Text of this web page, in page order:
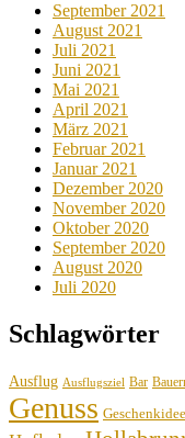
September 2021
August 2021
Juli 2021
Juni 2021
Mai 2021
April 2021
März 2021
Februar 2021
Januar 2021
Dezember 2020
November 2020
Oktober 2020
September 2020
August 2020
Juli 2020
Schlagwörter
Ausflug Ausflugsziel Bar
Genuss Geschenkidee